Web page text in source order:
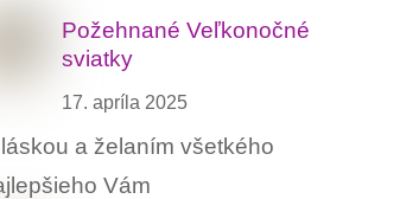
Požehnané Veľkonočné
sviatky
17. apríla 2025
a želaním všetkého
Vám